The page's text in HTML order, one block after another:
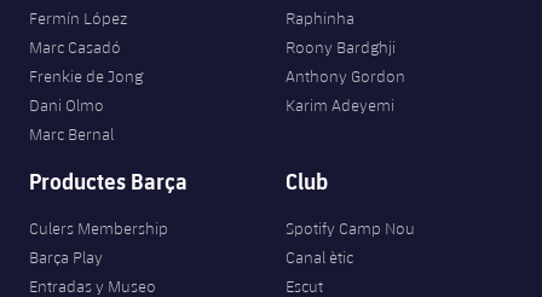
Fermín López
Marc Casadó
Frenkie de Jong
Dani Olmo
Marc Bernal
Raphinha
Roony Bardghji
Anthony Gordon
Karim Adeyemi
Productes Barça
Culers Membership
Barça Play
Entradas y Museo
Club
Spotify Camp Nou
Canal ètic
Escut